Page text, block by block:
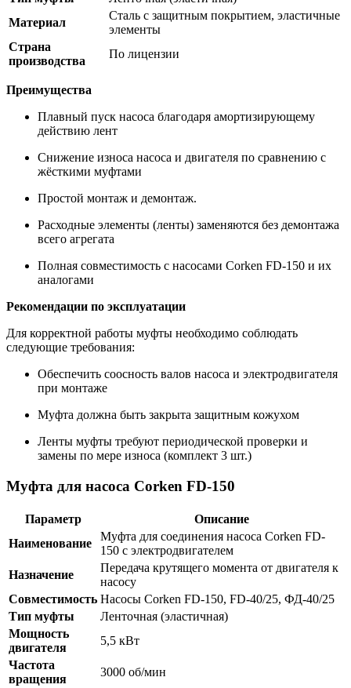
Материал
Сталь с защитным покрытием, эластичные
элементы
Страна
производства
По лицензии
Преимущества
Плавный пуск насоса благодаря амортизирующему
действию лент
Снижение износа насоса и двигателя по сравнению с
жёсткими муфтами
Простой монтаж и демонтаж.
Расходные элементы (ленты) заменяются без демонтажа
всего агрегата
Полная совместимость с насосами Corken FD-150 и их
аналогами
Рекомендации по эксплуатации
Для корректной работы муфты необходимо соблюдать
следующие требования:
Обеспечить соосность валов насоса и электродвигателя
при монтаже
Муфта должна быть закрыта защитным кожухом
Ленты муфты требуют периодической проверки и
замены по мере износа (комплект 3 шт.)
Муфта для насоса Corken FD-150
Параметр
Описание
Наименование
Муфта для соединения насоса Corken FD-
150 с электродвигателем
Назначение
Передача крутящего момента от двигателя к
насосу
Совместимость Насосы Corken FD-150, FD-40/25, ФД-40/25
Тип муфты
Ленточная (эластичная)
Мощность
двигателя
5,5 кВт
Частота
вращения
3000 об/мин